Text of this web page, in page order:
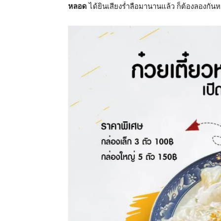
หลอดได้ยินเสียงร่ำลือมานานแล้ว ก็ต้องลองกัน